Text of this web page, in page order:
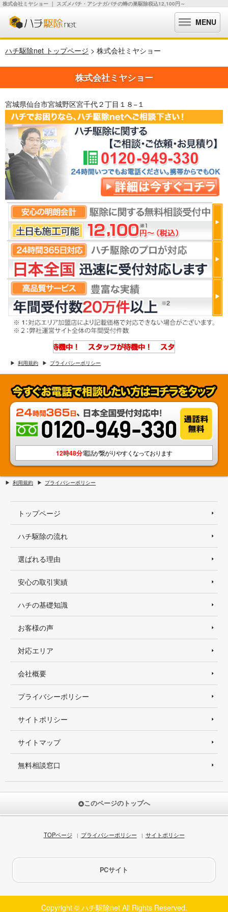
株式会社ミヤショー ｜ スズメバチ・アシナガバチの蜂の巣駆除税込12,100円～
MENU
ハチ駆除net トップページ > 株式会社ミヤショー
株式会社ミヤショー
宮城県仙台市宮城野区宮千代２丁目１８−１
利用規約 プライバシーポリシー
12時48分電話が繋がりやすくなっております
利用規約 プライバシーポリシー
トップページ
ハチ駆除の流れ
選ばれる理由
安心の取引実績
ハチの基礎知識
お客様の声
対応エリア
会社概要
プライバシーポリシー
サイトポリシー
サイトマップ
無料相談窓口
このページのトップへ
TOPページ プライバシーポリシー サイトポリシー
PCサイト
Copyright © ハチ駆除net All Rights Reserved.